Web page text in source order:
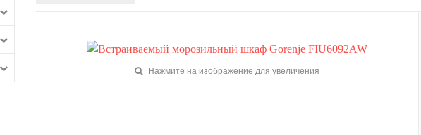
Нажмите на изображение для увеличения